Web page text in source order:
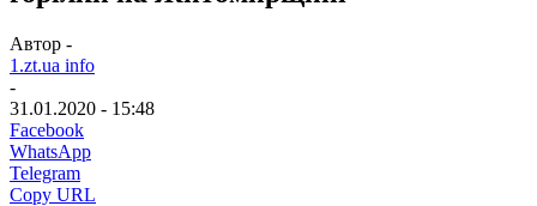
Автор -
1.zt.ua info
-
31.01.2020 - 15:48
Facebook
WhatsApp
Telegram
Copy URL